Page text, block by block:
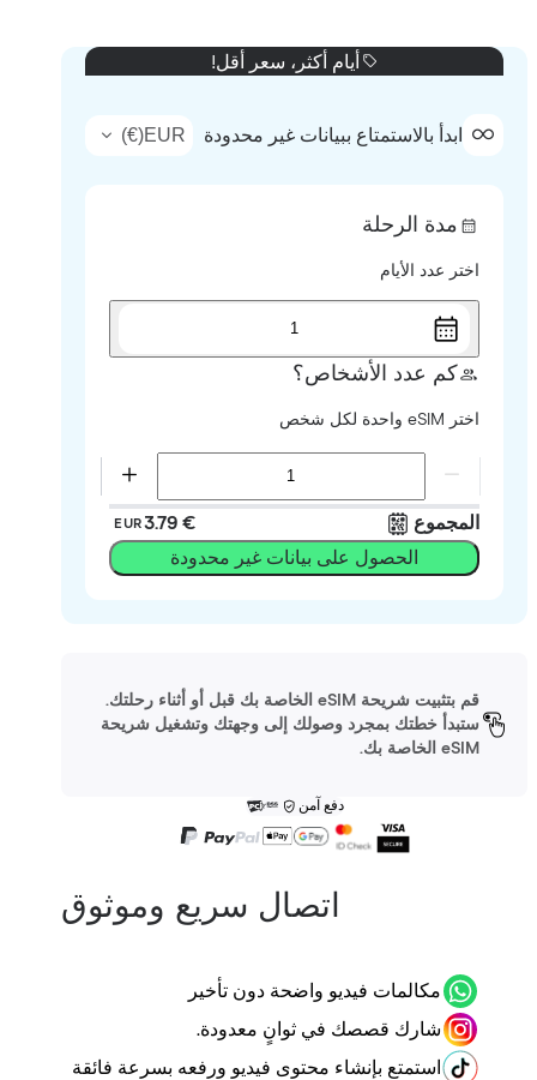
أيام أكثر، سعر أقل!
ابدأ بالاستمتاع ببيانات غير محدودة EUR
€
)
مدة الرحلة
اختر عدد الأيام
كم عدد الأشخاص؟
المجموع EUR
الحصول على بيانات غير محدودة
قم بتثبيت شريحة eSIM الخاصة بك قبل أو أثناء رحلتك.
ستبدأ خطتك بمجرد وصولك إلى وجهتك وتشغيل شريحة
اتصال سريع وموثوق
مكالمات فيديو واضحة دون تأخير
شارك قصصك في ثوانٍ معدودة.
استمتع بإنشاء محتوى فيديو ورفعه بسرعة فائقة